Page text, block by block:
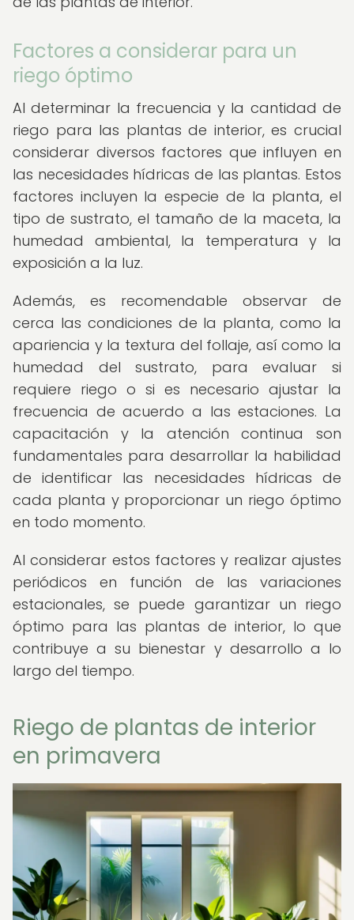
Factores a considerar para un
riego óptimo
Al determinar la frecuencia y la cantidad de
riego para las plantas de interior, es crucial
considerar diversos factores que influyen en
las necesidades hídricas de las plantas. Estos
factores incluyen la especie de la planta, el
tipo de sustrato, el tamaño de la maceta, la
humedad ambiental, la temperatura y la
exposición a la luz.
Además, es recomendable observar de
cerca las condiciones de la planta, como la
apariencia y la textura del follaje, así como la
humedad del sustrato, para evaluar si
requiere riego o si es necesario ajustar la
frecuencia de acuerdo a las estaciones. La
capacitación y la atención continua son
fundamentales para desarrollar la habilidad
de identificar las necesidades hídricas de
cada planta y proporcionar un riego óptimo
en todo momento.
Al considerar estos factores y realizar ajustes
periódicos en función de las variaciones
estacionales, se puede garantizar un riego
óptimo para las plantas de interior, lo que
contribuye a su bienestar y desarrollo a lo
largo del tiempo.
Riego de plantas de interior
en primavera